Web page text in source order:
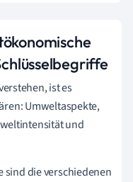
ist es
Umweltaspekte,
und
sind die verschiedenen